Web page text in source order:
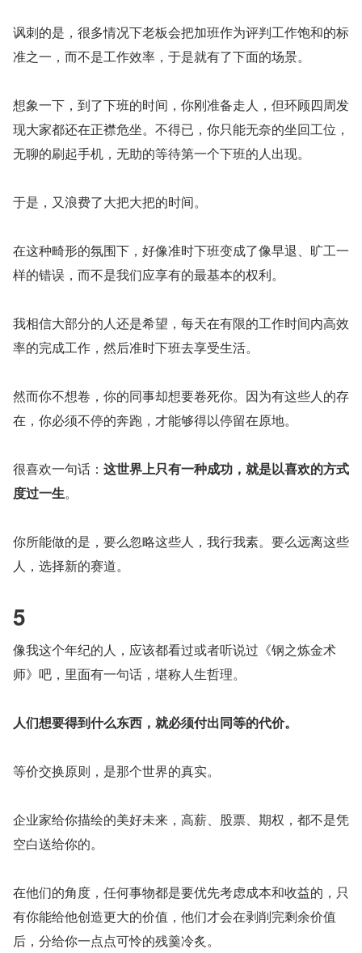
讽刺的是，很多情况下老板会把加班作为评判工作饱和的标
准之一，而不是工作效率，于是就有了下面的场景。
想象一下，到了下班的时间，你刚准备走人，但环顾四周发
现大家都还在正襟危坐。不得已，你只能无奈的坐回工位，
无聊的刷起手机，无助的等待第一个下班的人出现。
于是，又浪费了大把大把的时间。
在这种畸形的氛围下，好像准时下班变成了像早退、旷工一
样的错误，而不是我们应享有的最基本的权利。
我相信大部分的人还是希望，每天在有限的工作时间内高效
率的完成工作，然后准时下班去享受生活。
然而你不想卷，你的同事却想要卷死你。因为有这些人的存
在，你必须不停的奔跑，才能够得以停留在原地。
很喜欢一句话： 这世界上只有一种成功，就是以喜欢的方式
度过一生。
你所能做的是，要么忽略这些人，我行我素。要么远离这些
人，选择新的赛道。
5
像我这个年纪的人，应该都看过或者听说过《钢之炼金术
师》吧，里面有一句话，堪称人生哲理。
人们想要得到什么东西，就必须付出同等的代价。
等价交换原则，是那个世界的真实。
企业家给你描绘的美好未来，高薪、股票、期权，都不是凭
空白送给你的。
在他们的角度，任何事物都是要优先考虑成本和收益的，只
有你能给他创造更大的价值，他们才会在剥削完剩余价值
后，分给你一点点可怜的残羹冷炙。